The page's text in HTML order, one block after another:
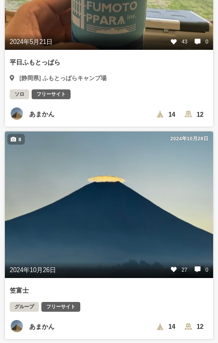
2024年5月21日 43 0
平日ふもとっぱら
[静岡県] ふもとっぱらキャンプ場
ソロ フリーサイト
あまかん 14 12
2024年10月28日
2024年10月26日 27 0
8
笠富士
グループ フリーサイト
あまかん 14 12